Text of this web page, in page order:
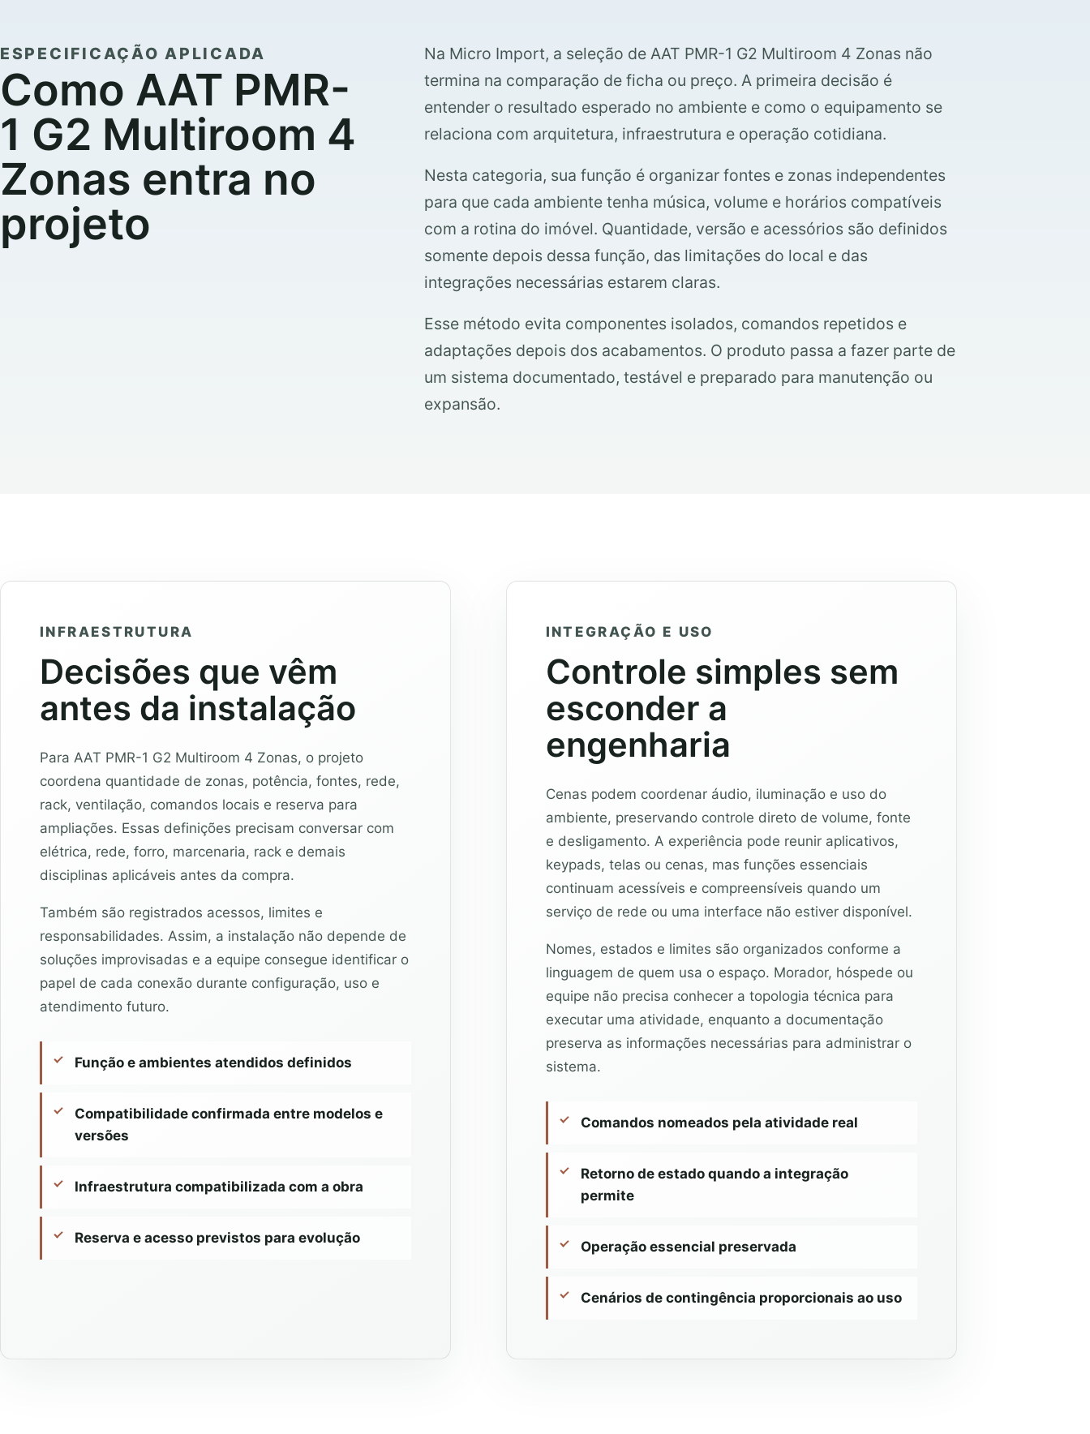
ESPECIFICAÇÃO APLICADA
Como AAT PMR-
1 G2 Multiroom 4
Zonas entra no
projeto
Na Micro Import, a seleção de AAT PMR-1 G2 Multiroom 4 Zonas não
termina na comparação de ficha ou preço. A primeira decisão é
entender o resultado esperado no ambiente e como o equipamento se
relaciona com arquitetura, infraestrutura e operação cotidiana.
Nesta categoria, sua função é organizar fontes e zonas independentes
para que cada ambiente tenha música, volume e horários compatíveis
com a rotina do imóvel. Quantidade, versão e acessórios são definidos
somente depois dessa função, das limitações do local e das
integrações necessárias estarem claras.
Esse método evita componentes isolados, comandos repetidos e
adaptações depois dos acabamentos. O produto passa a fazer parte de
um sistema documentado, testável e preparado para manutenção ou
expansão.
INFRAESTRUTURA
Decisões que vêm
antes da instalação
Para AAT PMR-1 G2 Multiroom 4 Zonas, o projeto
coordena quantidade de zonas, potência, fontes, rede,
rack, ventilação, comandos locais e reserva para
ampliações. Essas definições precisam conversar com
elétrica, rede, forro, marcenaria, rack e demais
disciplinas aplicáveis antes da compra.
Também são registrados acessos, limites e
responsabilidades. Assim, a instalação não depende de
soluções improvisadas e a equipe consegue identificar o
papel de cada conexão durante configuração, uso e
atendimento futuro.
Função e ambientes atendidos definidos
Compatibilidade confirmada entre modelos e
versões
Infraestrutura compatibilizada com a obra
Reserva e acesso previstos para evolução
INTEGRAÇÃO E USO
Controle simples sem
esconder a
engenharia
Cenas podem coordenar áudio, iluminação e uso do
ambiente, preservando controle direto de volume, fonte
e desligamento. A experiência pode reunir aplicativos,
keypads, telas ou cenas, mas funções essenciais
continuam acessíveis e compreensíveis quando um
serviço de rede ou uma interface não estiver disponível.
Nomes, estados e limites são organizados conforme a
linguagem de quem usa o espaço. Morador, hóspede ou
equipe não precisa conhecer a topologia técnica para
executar uma atividade, enquanto a documentação
preserva as informações necessárias para administrar o
sistema.
Comandos nomeados pela atividade real
Retorno de estado quando a integração
permite
Operação essencial preservada
Cenários de contingência proporcionais ao uso